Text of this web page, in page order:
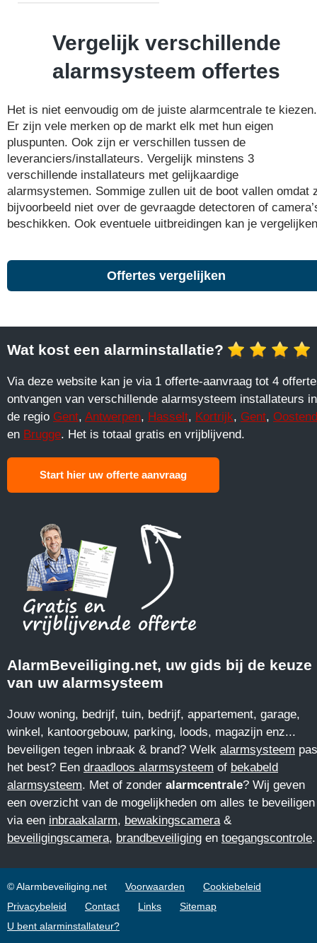
Vergelijk verschillende
alarmsysteem offertes
Het is niet eenvoudig om de juiste alarmcentrale te kiezen.
Er zijn vele merken op de markt elk met hun eigen
pluspunten. Ook zijn er verschillen tussen de
leveranciers/installateurs. Vergelijk minstens 3
verschillende installateurs met gelijkaardige
alarmsystemen. Sommige zullen uit de boot vallen omdat
bijvoorbeeld niet over de gevraagde detectoren of
beschikken. Ook eventuele uitbreidingen kan je
Offertes vergelijken
Wat kost een alarminstallatie?
Via deze website kan je via 1 offerte-aanvraag tot 4
ontvangen van verschillende alarmsysteem installateurs in
de regio Gent, Antwerpen, Hasselt, Kortrijk, Gent,
en Brugge. Het is totaal gratis en vrijblijvend.
Start hier uw offerte aanvraag
AlarmBeveiliging.net, uw gids bij de keuze
van uw alarmsysteem
Jouw woning, bedrijf, tuin, bedrijf, appartement, garage,
winkel, kantoorgebouw, parking, loods, magazijn enz...
beveiligen tegen inbraak & brand? Welk alarmsysteem
het best? Een draadloos alarmsysteem of bekabeld
alarmsysteem. Met of zonder alarmcentrale? Wij geven
een overzicht van de mogelijkheden om alles te beveiligen
via een inbraakalarm, bewakingscamera&
beveiligingscamera, brandbeveiliging en toegangscontrole.
© Alarmbeveiliging.net Voorwaarden
Cookiebeleid
Privacybeleid
Contact Links
Sitemap
U bent alarminstallateur?